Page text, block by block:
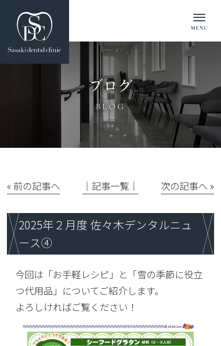
ブログ
BLOG
« 前の記事へ │記事一覧│ 次の記事へ »
2025年２月度 佐々木デンタルニュ
ース④
今回は「お手軽レシピ」と「雪の季節に役立
つ代用品」についてご紹介します。
よろしければご覧ください！